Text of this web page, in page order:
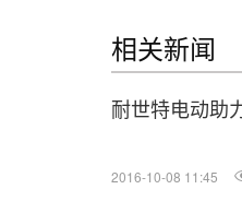
相关新闻
耐世特电动助
2016-10-08 11:45